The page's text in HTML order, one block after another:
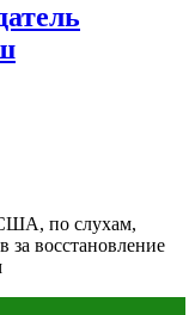
по слухам,
за восстановление